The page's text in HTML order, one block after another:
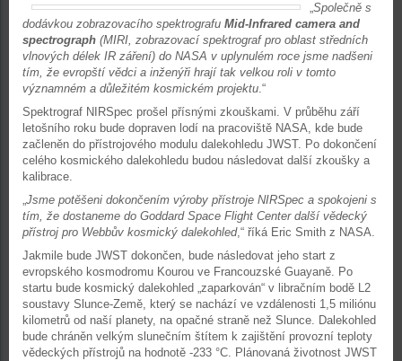
„Společně s
dodávkou zobrazovacího spektrografu Mid-Infrared camera and
spectrograph (MIRI, zobrazovací spektrograf pro oblast středních
vlnových délek IR záření) do NASA v uplynulém roce jsme nadšeni
tím, že evropští vědci a inženýři hrají tak velkou roli v tomto
významném a důležitém kosmickém projektu.“
Spektrograf NIRSpec prošel přísnými zkouškami. V průběhu září
letošního roku bude dopraven lodí na pracoviště NASA, kde bude
začleněn do přístrojového modulu dalekohledu JWST. Po dokončení
celého kosmického dalekohledu budou následovat další zkoušky a
kalibrace.
„Jsme potěšeni dokončením výroby přístroje NIRSpec a spokojeni s
tím, že dostaneme do Goddard Space Flight Center další vědecký
přístroj pro Webbův kosmický dalekohled,“ říká Eric Smith z NASA.
Jakmile bude JWST dokončen, bude následovat jeho start z
evropského kosmodromu Kourou ve Francouzské Guayaně. Po
startu bude kosmický dalekohled „zaparkován“ v libračním bodě L2
soustavy Slunce-Země, který se nachází ve vzdálenosti 1,5 miliónu
kilometrů od naší planety, na opačné straně než Slunce. Dalekohled
bude chráněn velkým slunečním štítem k zajištění provozní teploty
vědeckých přístrojů na hodnotě -233 °C. Plánovaná životnost JWST